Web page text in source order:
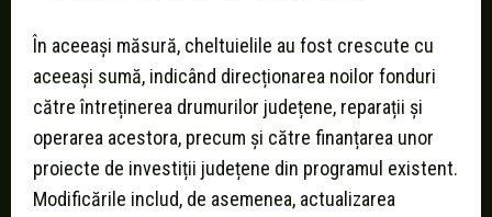
În aceeași măsură, cheltuielile au fost crescute cu
aceeași sumă, indicând direcționarea noilor fonduri
către întreținerea drumurilor județene, reparații și
operarea acestora, precum și către finanțarea unor
proiecte de investiții județene din programul existent.
Modificările includ, de asemenea, actualizarea